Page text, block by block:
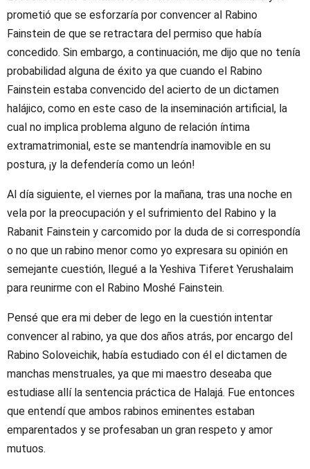
prometió que se esforzaría por convencer al Rabino
Fainstein de que se retractara del permiso que había
concedido. Sin embargo, a continuación, me dijo que no tenía
probabilidad alguna de éxito ya que cuando el Rabino
Fainstein estaba convencido del acierto de un dictamen
halájico, como en este caso de la inseminación artificial, la
cual no implica problema alguno de relación íntima
extramatrimonial, este se mantendría inamovible en su
postura, ¡y la defendería como un león!
Al día siguiente, el viernes por la mañana, tras una noche en
vela por la preocupación y el sufrimiento del Rabino y la
Rabanit Fainstein y carcomido por la duda de si correspondía
o no que un rabino menor como yo expresara su opinión en
semejante cuestión, llegué a la Yeshiva Tiferet Yerushalaim
para reunirme con el Rabino Moshé Fainstein.
Pensé que era mi deber de lego en la cuestión intentar
convencer al rabino, ya que dos años atrás, por encargo del
Rabino Soloveichik, había estudiado con él el dictamen de
manchas menstruales, ya que mi maestro deseaba que
estudiase allí la sentencia práctica de Halajá. Fue entonces
que entendí que ambos rabinos eminentes estaban
emparentados y se profesaban un gran respeto y amor
mutuos.